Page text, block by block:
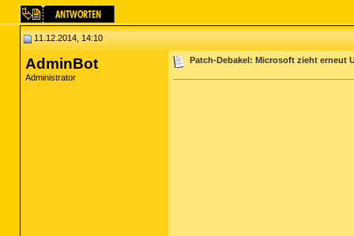
11.12.2014, 14:10
AdminBot
Administrator
Patch-Debakel: Microsoft zieht erneut